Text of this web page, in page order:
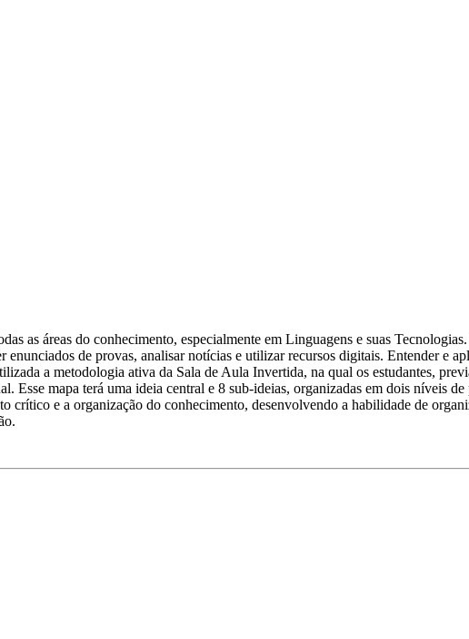
as áreas do conhecimento, especialmente em Linguagens e suas
de provas, analisar notícias e utilizar recursos digitais. Entender e
a metodologia ativa da Sala de Aula Invertida, na qual os estudantes,
Esse mapa terá uma ideia central e 8 sub-ideias, organizadas em dois níveis
crítico e a organização do conhecimento, desenvolvendo a habilidade de